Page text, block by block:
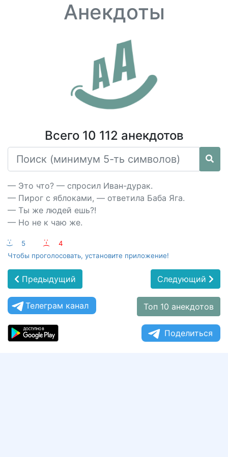
Анекдоты
Всего 10 112 анекдотов
— Это что? — спросил Иван-дурак.
— Пирог с яблоками, — ответила Баба Яга.
— Ты же людей ешь?!
— Но не к чаю же.
:-) 5 :-(
4
Чтобы проголосовать, установите приложение!
Предыдущий Следующий
Телеграм канал Топ 10 анекдотов
Поделиться